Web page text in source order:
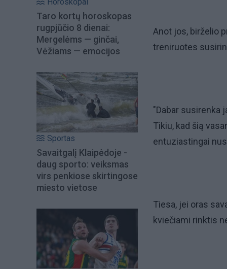
Taro kortų horoskopas
rugpjūčio 8 dienai:
Mergelėms — ginčai,
Vėžiams — emocijos
Sportas
Savaitgalį Klaipėdoje -
daug sporto: veiksmas
virs penkiose skirtingose
miesto vietose
Anot jos, birželio
treniruotes
"Dabar susirenka
Tikiu, kad šią
entuziastingai
Tiesa, jei oras
kviečiami rinktis